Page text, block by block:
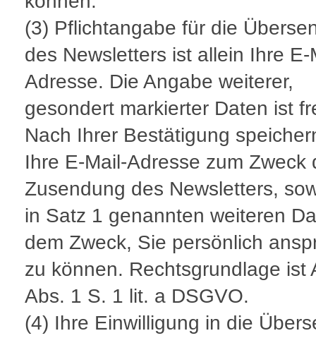
(3) Pflichtangabe für die
des Newsletters ist allein Ihre E-
Adresse. Die Angabe weiterer,
gesondert markierter Daten ist
Nach Ihrer Bestätigung
Ihre E-Mail-Adresse zum Zweck
Zusendung des Newsletters,
in Satz 1 genannten weiteren
dem Zweck, Sie persönlich
zu können. Rechtsgrundlage ist
Abs. 1 S. 1 lit. a DSGVO.
(4) Ihre Einwilligung in die